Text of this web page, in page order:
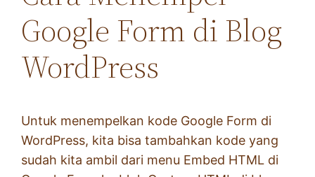
Google Form di Blog
WordPress
Untuk menempelkan kode Google Form di
WordPress, kita bisa tambahkan kode yang
sudah kita ambil dari menu Embed HTML di